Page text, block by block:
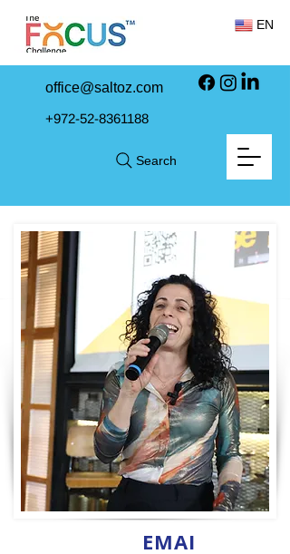
office@saltoz.com
+972-52-8361188
Search
EN
EMAI